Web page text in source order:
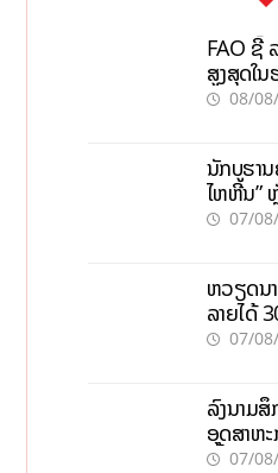
FAO ຊີ້
ສູງສຸດໃນ
ກົດດັນຂອ
08/
ນັກບູຮາ
ໄຫຫີນ”
ຄົນໃນຫີ
07/
ຫວຽດນ
ລາຍໄດ້
ຂະໜາດນ້
07/
ລົງນາມສຶ
ອຸດສາຫ
ເປົ້າດຶງທຶ
07/